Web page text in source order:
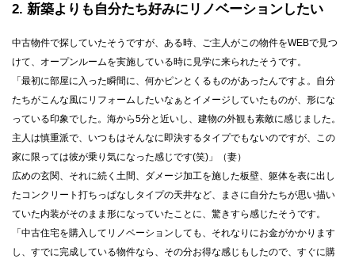
2 新築よりも自分たち好みにリノベーションしたい
中古物件で探していたそうですが、ある時、ご主人がこの物件をWEBで見つ
けて、オープンルームを実施している時に見学に来られたそうです。
「最初に部屋に入った瞬間に、何かピンとくるものがあったんですよ。自分
たちがこんな風にリフォームしたいなぁとイメージしていたものが、形にな
っている印象でした。海から5分と近いし、建物の外観も素敵に感じました。
主人は慎重派で、いつもはそんなに即決するタイプでもないのですが、この
家に限っては彼が乗り気になった感じです(笑)」（妻）
広めの玄関、それに続く土間、ダメージ加工を施した板壁、躯体を表に出し
たコンクリート打ちっぱなしタイプの天井など、まさに自分たちが思い描い
ていた内装がそのまま形になっていたことに、驚きすら感じたそうです。
「中古住宅を購入してリノベーションしても、それなりにお金がかかります
し、すでに完成している物件なら、その分お得な感じもしたので、すぐに購